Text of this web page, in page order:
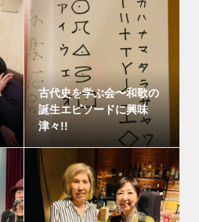
古代史を学ぶ会〜和歌の
誕生エピソードに興味
津々!!